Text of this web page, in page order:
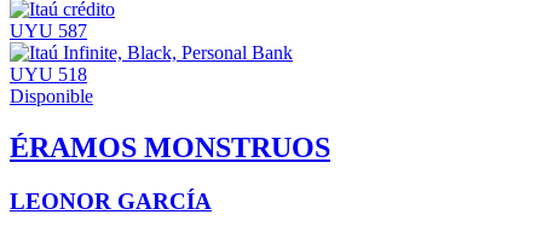
UYU 587
UYU 518
Disponible
ÉRAMOS MONSTRUOS
LEONOR GARCÍA